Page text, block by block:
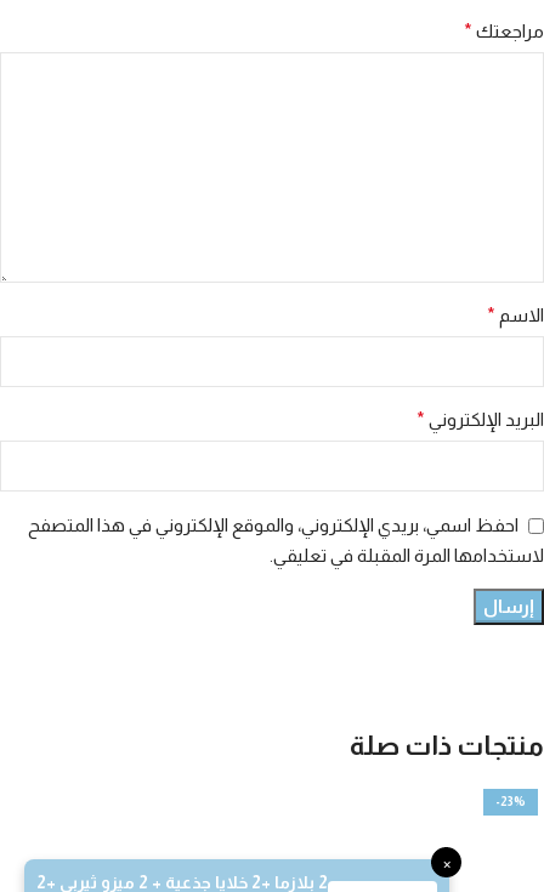
×
2 بلازما +2 خلايا جذعية + 2 ميزو ثيربي +2
مراجعتك *
الاسم *
البريد الإلكتروني *
احفظ اسمي، بريدي الإلكتروني، والموقع الإلكتروني في هذا المتصفح
لاستخدامها المرة المقبلة في تعليقي.
منتجات ذات صلة
-23%